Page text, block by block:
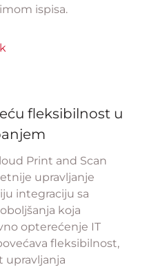
ispisa.
fleksibilnost u
Print and Scan
upravljanje
integraciju sa
koja
opterećenje IT
fleksibilnost,
upravljanja